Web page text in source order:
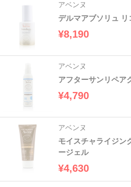
アベンヌ
デルマアブソリュ
¥8,190
アベンヌ
アフターサンリペア
¥4,790
アベンヌ
モイスチャライジン
ージェル
¥4,630